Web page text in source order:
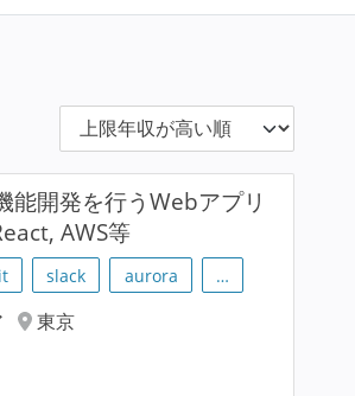
能開発を行うWebアプリ
AWS等
slack aurora …
東京